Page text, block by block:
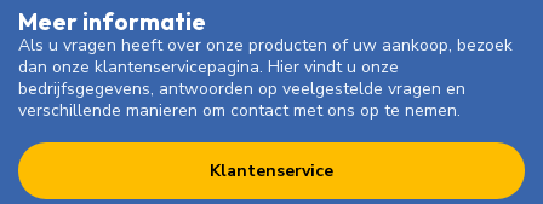
Meer informatie
Als u vragen heeft over onze producten of uw aankoop, bezoek
dan onze klantenservicepagina. Hier vindt u onze
bedrijfsgegevens, antwoorden op veelgestelde vragen en
verschillende manieren om contact met ons op te nemen.
Klantenservice